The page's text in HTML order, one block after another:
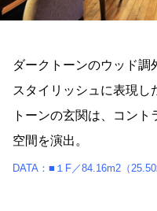
ダークトーンのウッド調
スタイリッシュに表現し
トーンの玄関は、コン
空間を演出。
DATA：■１F／84.16m2（